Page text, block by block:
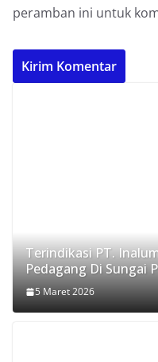
peramban ini untuk
Terindikasi PT.
Pedagang Di Sungai
5 Maret 2026